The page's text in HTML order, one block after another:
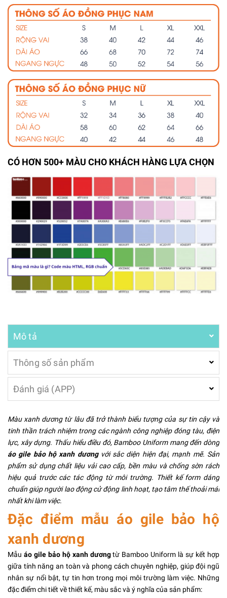
CÓ HƠN 500+ MÀU CHO KHÁCH HÀNG LỰA CHỌN
Mô tả
Thông số sản phẩm
Đánh giá (APP)
Màu xanh dương từ lâu đã trở thành biểu tượng của sự tin cậy và
tinh thần trách nhiệm trong các ngành công nghiệp đóng tàu, điện
lực, xây dựng. Thấu hiểu điều đó, Bamboo Uniform mang đến dòng
áo gile bảo hộ xanh dươngvới sắc diện hiện đại, mạnh mẽ. Sản
phẩm sử dụng chất liệu vải cao cấp, bền màu và chống sờn rách
hiệu quả trước các tác động từ môi trường. Thiết kế form dáng
chuẩn giúp người lao động cử động linh hoạt, tạo tâm thế thoải mái
nhất khi làm việc.
Đặc điểm mẫu áo gile bảo hộ
xanh dương
Mẫu áo gile bảo hộ xanh dươngtừ Bamboo Uniform là sự kết hợp
giữa tính năng an toàn và phong cách chuyên nghiệp, giúp đội ngũ
nhân sự nổi bật, tự tin hơn trong mọi môi trường làm việc. Những
đặc điểm chi tiết về thiết kế, màu sắc và ý nghĩa của sản phẩm: